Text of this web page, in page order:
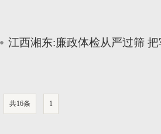
江西湘东:廉政体检从严过筛
共16条 1